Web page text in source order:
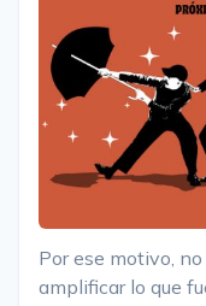
Por ese motivo,
amplificar lo que